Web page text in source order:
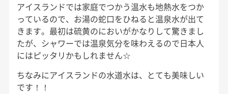
アイスランドでは家庭でつかう温水も地熱水をつか
っているので、お湯の蛇口をひねると温泉水が出て
きます。最初は硫黄のにおいがかなりして驚きまし
たが、シャワーでは温泉気分を味わえるので日本人
にはピッタリかもしれません☆
ちなみにアイスランドの水道水は、とても美味しい
です！！